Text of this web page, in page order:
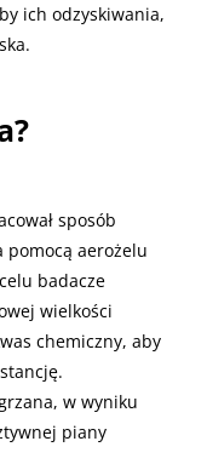
ich odzyskiwania,
sposób
pomocą aerożelu
badacze
wielkości
chemiczny, aby
w wyniku
piany